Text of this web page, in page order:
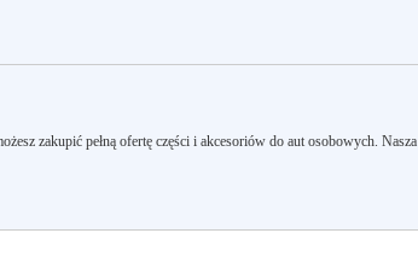
zakupić pełną ofertę części i akcesoriów do aut osobowych. Nasza